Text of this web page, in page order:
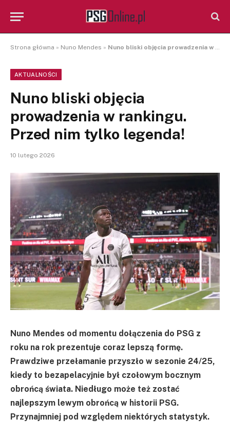
Strona główna » Nuno Mendes » Nuno bliski objęcia prowadzenia w rankingu. Przed nim tylko legenda!
AKTUALNOŚCI
Nuno bliski objęcia
prowadzenia w rankingu.
Przed nim tylko legenda!
10 lutego 2026
Nuno Mendes od momentu dołączenia do PSG z
roku na rok prezentuje coraz lepszą formę.
Prawdziwe przełamanie przyszło w sezonie 24/25,
kiedy to bezapelacyjnie był czołowym bocznym
obrońcą świata. Niedługo może też zostać
najlepszym lewym obrońcą w historii PSG.
Przynajmniej pod względem niektórych statystyk.